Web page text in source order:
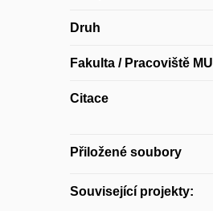
Druh
Fakulta / Pracoviště MU
Citace
Přiložené soubory
Související projekty: